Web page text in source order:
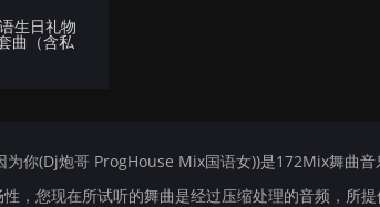
生日礼物
曲（含私
你(Dj炮哥 ProgHouse Mix国语女))是172Mix舞曲音
，您现在所试听的舞曲是经过压缩处理的音频，所